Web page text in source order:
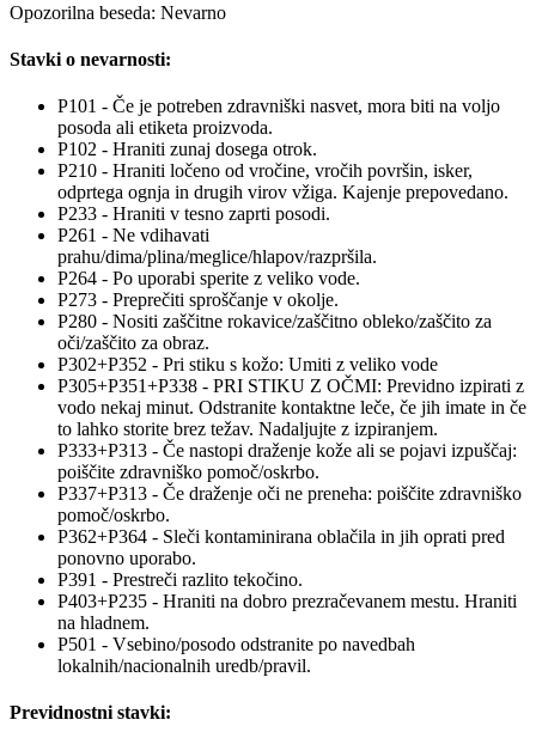
Opozorilna beseda: Nevarno
Stavki o nevarnosti:
P101 - Če je potreben zdravniški nasvet, mora biti na voljo
posoda ali etiketa proizvoda.
P102 - Hraniti zunaj dosega otrok.
P210 - Hraniti ločeno od vročine, vročih površin, isker,
odprtega ognja in drugih virov vžiga. Kajenje prepovedano.
P233 - Hraniti v tesno zaprti posodi.
P261 - Ne vdihavati
prahu/dima/plina/meglice/hlapov/razpršila.
P264 - Po uporabi sperite z veliko vode.
P273 - Preprečiti sproščanje v okolje.
P280 - Nositi zaščitne rokavice/zaščitno obleko/zaščito za
oči/zaščito za obraz.
P302+P352 - Pri stiku s kožo: Umiti z veliko vode
P305+P351+P338 - PRI STIKU Z OČMI: Previdno izpirati z
vodo nekaj minut. Odstranite kontaktne leče, če jih imate in če
to lahko storite brez težav. Nadaljujte z izpiranjem.
P333+P313 - Če nastopi draženje kože ali se pojavi izpuščaj:
poiščite zdravniško pomoč/oskrbo.
P337+P313 - Če draženje oči ne preneha: poiščite zdravniško
pomoč/oskrbo.
P362+P364 - Sleči kontaminirana oblačila in jih oprati pred
ponovno uporabo.
P391 - Prestreči razlito tekočino.
P403+P235 - Hraniti na dobro prezračevanem mestu. Hraniti
na hladnem.
P501 - Vsebino/posodo odstranite po navedbah
lokalnih/nacionalnih uredb/pravil.
Previdnostni stavki: